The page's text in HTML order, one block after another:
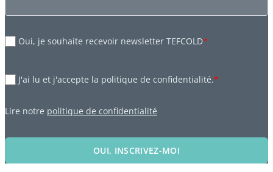
Oui, je souhaite recevoir newsletter TEFCOLD*
J'ai lu et j'accepte la politique de confidentialité.*
Lire notre politique de confidentialité
OUI, INSCRIVEZ-MOI